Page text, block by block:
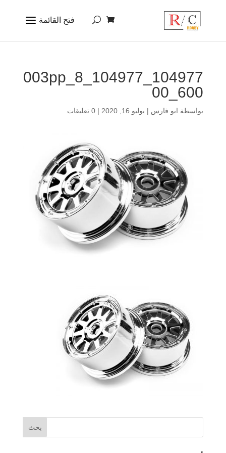
104977_104977_003pp_8
00_600
بواسطة ابو فارس | يوليو 16, 2020 | 0 تعليقات